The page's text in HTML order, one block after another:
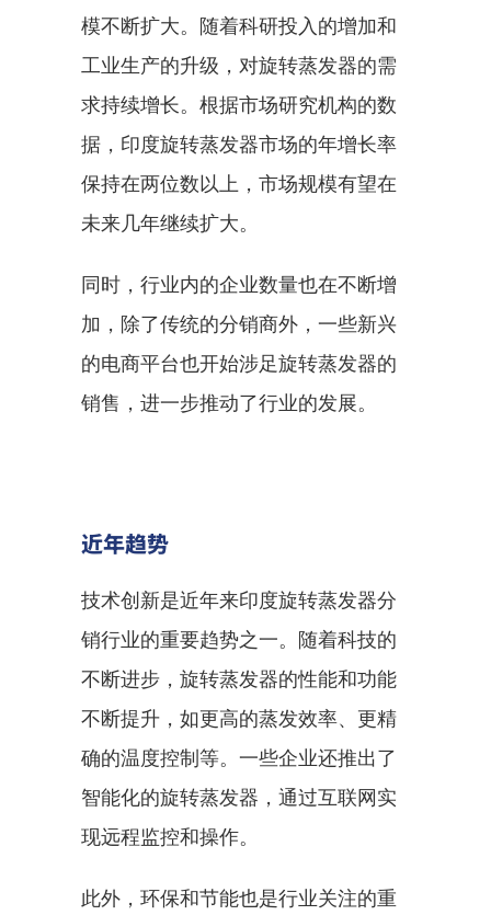
模不断扩大。随着科研投入的增加和
工业生产的升级，对旋转蒸发器的需
求持续增长。根据市场研究机构的数
据，印度旋转蒸发器市场的年增长率
保持在两位数以上，市场规模有望在
未来几年继续扩大。
同时，行业内的企业数量也在不断增
加，除了传统的分销商外，一些新兴
的电商平台也开始涉足旋转蒸发器的
销售，进一步推动了行业的发展。
近年趋势
技术创新是近年来印度旋转蒸发器分
销行业的重要趋势之一。随着科技的
不断进步，旋转蒸发器的性能和功能
不断提升，如更高的蒸发效率、更精
确的温度控制等。一些企业还推出了
智能化的旋转蒸发器，通过互联网实
现远程监控和操作。
此外，环保和节能也是行业关注的重